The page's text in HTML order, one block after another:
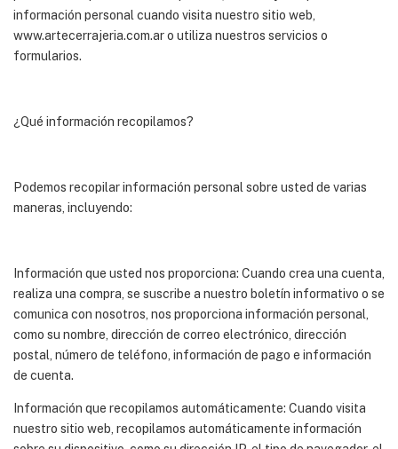
información personal cuando visita nuestro sitio web,
www.artecerrajeria.com.ar o utiliza nuestros servicios o
formularios.
¿Qué información recopilamos?
Podemos recopilar información personal sobre usted de varias
maneras, incluyendo:
Información que usted nos proporciona: Cuando crea una cuenta,
realiza una compra, se suscribe a nuestro boletín informativo o se
comunica con nosotros, nos proporciona información personal,
como su nombre, dirección de correo electrónico, dirección
postal, número de teléfono, información de pago e información
de cuenta.
Información que recopilamos automáticamente: Cuando visita
nuestro sitio web, recopilamos automáticamente información